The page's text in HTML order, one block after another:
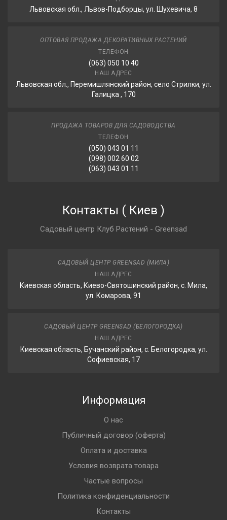
Львовская обл., Львов-Подборцы, ул. Шухевича, 8
ОПТОВАЯ ПРОДАЖА ДЕКОРАТИВНЫХ РАСТЕНИЙ
ТЕЛЕФОН
(063) 050 10 40
НАШ АДРЕС
Львовская обл., Перемишлянский район, село Стрилки, ул.
Галицка , 170
ПРОДАЖА ТОВАРОВ ДЛЯ САДОВОДСТВА
ТЕЛЕФОН
(050) 043 01 11
(098) 002 60 02
(063) 043 01 11
Контакты ( Киев )
Садовый центр Клуб Растений - Greensad
САДОВЫЙ ЦЕНТР GREENSAD (МИЛА)
НАШ АДРЕС
Киевская область, Киево-Святошинский район, с. Мила,
ул. Комарова, 91
САДОВЫЙ ЦЕНТР GREENSAD (БЕЛОГОРОДКА)
НАШ АДРЕС
Киевская область, Бучанский район, с. Белогородка, ул.
Софиевская, 17
Информация
О нас
Публичный договор (оферта)
Оплата и доставка
Условия возврата товара
Частые вопросы
Политика конфиденциальности
Контакты